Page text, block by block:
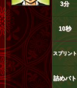
3分
10秒
スプリント
詰めバト